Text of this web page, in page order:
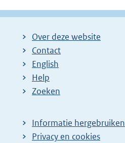
Over deze website
Contact
English
Help
Zoeken
Informatie hergebruiken
Privacy en cookies